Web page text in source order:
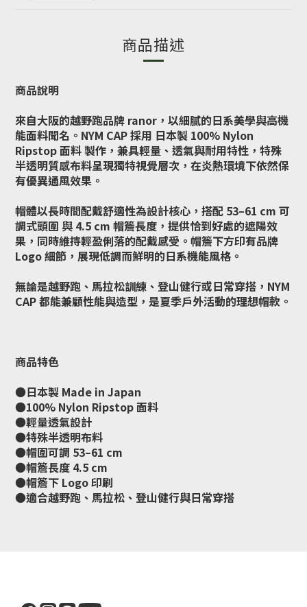
商品描述
商品說明
來自大阪的越野跑品牌 ranor，以細膩的日系美學與高機
能面料聞名。NYM CAP 採用 日本製 100% Nylon
Ripstop 面料 製作，兼具輕量、透氣與耐用特性，特殊
半透明質感布料呈現獨特視覺層次，在炎熱環境下依然保
有優異通風效果。
帽體以長時間配戴舒適性為設計核心，搭配 53–61 cm 可
調式頭圍 與 4.5 cm 帽簷長度，提供恰到好處的遮陽效
果，同時維持輕盈俐落的配戴感受。帽簷下方印有品牌
Logo 細節，展現低調而鮮明的日系機能風格。
無論是越野跑、馬拉松訓練、登山健行或日常穿搭，NYM
CAP 都能兼顧性能與造型，是夏季戶外活動的理想帽款。
商品特色
●日本製 Made in Japan
●100% Nylon Ripstop 面料
●輕量透氣設計
●特殊半透明布料
●帽圍可調 53–61 cm
●帽簷長度 4.5 cm
●帽簷下 Logo 印刷
●適合越野跑、馬拉松、登山健行與日常穿搭